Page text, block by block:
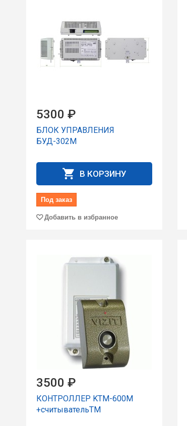
5300 ₽
БЛОК УПРАВЛЕНИЯ
БУД-302M
В КОРЗИНУ
Под заказ
Добавить в избранное
3500 ₽
КОНТРОЛЛЕР KTM-600M
+считывательТМ